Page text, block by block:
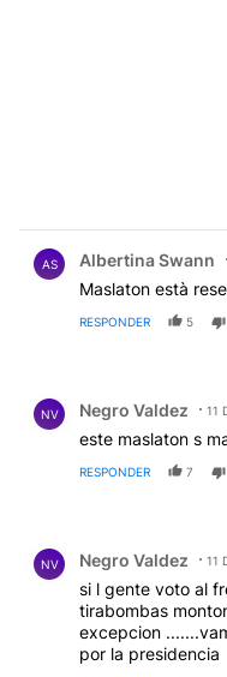
AS Albertina Swann
Maslaton està
RESPONDER 5
NV Negro Valdez 11
este maslaton s
RESPONDER 7
NV Negro Valdez 11
si l gente voto al
tirabombas
excepcion
por la presidencia